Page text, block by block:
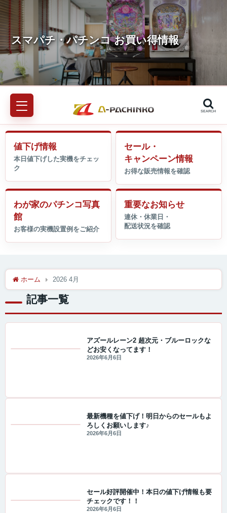
SEARCH
値下げ情報
セール・
キャンペーン情報
わが家のパチンコ写真
館
重要なお知らせ
ホーム 2026 4月
記事一覧
アズールレーン2 超次元・ブルーロックな
どお安くなってます！
2026年6月6日
最新機種を値下げ！明日からのセールもよ
ろしくお願いします♪
2026年6月6日
セール好評開催中！本日の値下げ情報も要
チェックです！！
2026年6月6日